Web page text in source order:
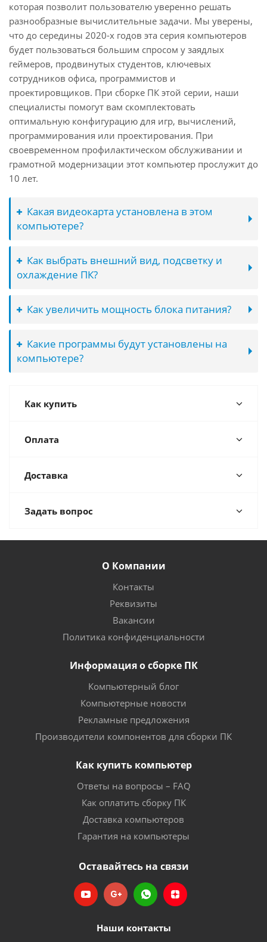
которая позволит пользователю уверенно решать
разнообразные вычислительные задачи. Мы уверены,
что до середины 2020-х годов эта серия компьютеров
будет пользоваться большим спросом у заядлых
геймеров, продвинутых студентов, ключевых
сотрудников офиса, программистов и
проектировщиков. При сборке ПК этой серии, наши
специалисты помогут вам скомплектовать
оптимальную конфигурацию для игр, вычислений,
программирования или проектирования. При
своевременном профилактическом обслуживании и
грамотной модернизации этот компьютер прослужит до
10 лет.
Какая видеокарта установлена в этом
компьютере?
Как выбрать внешний вид, подсветку и
охлаждение ПК?
Как увеличить мощность блока питания?
Какие программы будут установлены на
компьютере?
Как купить
Оплата
Доставка
Задать вопрос
О Компании
Контакты
Реквизиты
Вакансии
Политика конфиденциальности
Информация о сборке ПК
Компьютерный блог
Компьютерные новости
Рекламные предложения
Производители компонентов для сборки ПК
Как купить компьютер
Ответы на вопросы – FAQ
Как оплатить сборку ПК
Доставка компьютеров
Гарантия на компьютеры
Оставайтесь на связи
Наши контакты